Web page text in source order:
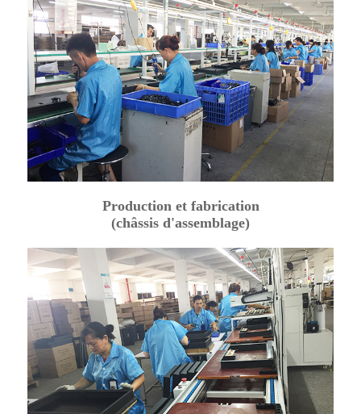
Production et fabrication
(châssis d'assemblage)